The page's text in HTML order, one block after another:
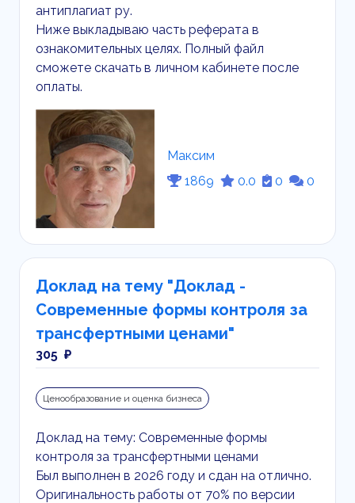
антиплагиат ру.
Ниже выкладываю часть реферата в
ознакомительных целях. Полный файл
сможете скачать в личном кабинете после
оплаты.
Максим
1869
0.0 0 0
Доклад на тему "Доклад -
Современные формы контроля за
трансфертными ценами"
305 ₽
Ценообразование и оценка бизнеса
Доклад на тему: Современные формы
контроля за трансфертными ценами
Был выполнен в 2026 году и сдан на отлично.
Оригинальность работы от 70% по версии